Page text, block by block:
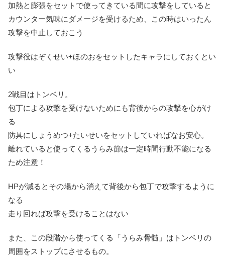
加熱と膨張をセットで使ってきている間に攻撃をしていると
カウンター気味にダメージを受けるため、この時はいったん
攻撃を中止しておこう
攻撃役はぞくせい+ほのおをセットしたキャラにしておくとい
い
2戦目はトンベリ。
包丁による攻撃を受けないためにも背後からの攻撃を心がけ
る
防具にしょうめつ+たいせいをセットしていればなお安心。
離れていると使ってくるうらみ節は一定時間行動不能になる
ため注意！
HPが減るとその場から消えて背後から包丁で攻撃するように
なる
走り回れば攻撃を受けることはない
また、この段階から使ってくる「うらみ骨髄」はトンベリの
周囲をストップにさせるもの。